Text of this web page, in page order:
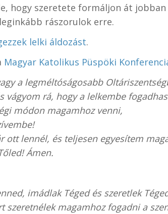
hogy szeretete formáljon át jobban
rászorulok erre.
lelki áldozást.
Magyar Katolikus Püspöki
a legméltóságosabb
vágyom rá, hogy a lelkembe
módon magamhoz venni,
ott lennél, és teljesen egyesítem
Ámen.
imádlak Téged és szeretlek
magamhoz fogadni a